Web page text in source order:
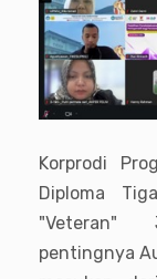
Korprodi
Diploma
"Veteran"
pentingnya